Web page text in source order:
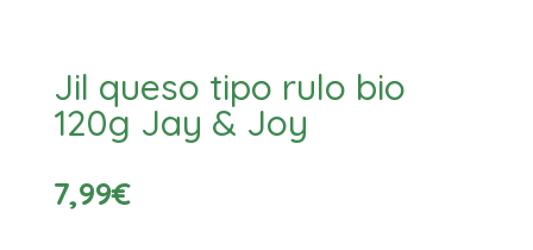
Jil queso tipo rulo bio
120g Jay & Joy
7,99€